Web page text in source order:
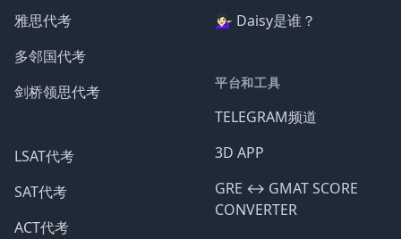
雅思代考
多邻国代考
剑桥领思代考
LSAT代考
SAT代考
ACT代考
💁🏻‍♀️ Daisy是谁？
平台和工具
TELEGRAM频道
3D APP
GRE ↔️ GMAT SCORE
CONVERTER